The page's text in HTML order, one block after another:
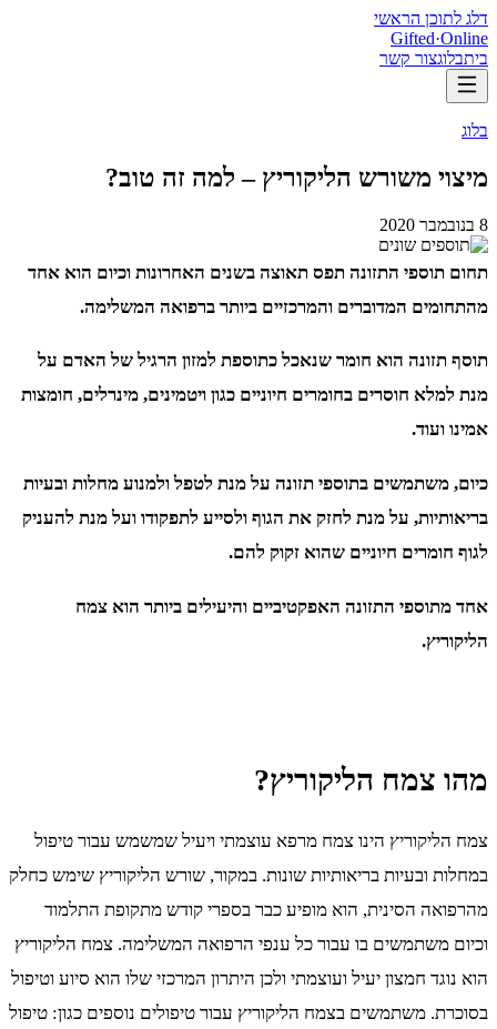
דלג לתוכן הראשי
Gifted·Online
ביתבלוגצור קשר
בלוג
מיצוי משורש הליקוריץ – למה זה טוב?
8 בנובמבר 2020
תחום תוספי התזונה תפס תאוצה בשנים האחרונות וכיום הוא אחד
מהתחומים המדוברים והמרכזיים ביותר ברפואה המשלימה.
תוסף תזונה הוא חומר שנאכל כתוספת למזון הרגיל של האדם על
מנת למלא חוסרים בחומרים חיוניים כגון ויטמינים, מינרלים, חומצות
אמינו ועוד.
כיום, משתמשים בתוספי תזונה על מנת לטפל ולמנוע מחלות ובעיות
בריאותיות, על מנת לחזק את הגוף ולסייע לתפקודו ועל מנת להעניק
לגוף חומרים חיוניים שהוא זקוק להם.
אחד מתוספי התזונה האפקטיביים והיעילים ביותר הוא צמח
הליקוריץ.
מהו צמח הליקוריץ?
צמח הליקוריץ הינו צמח מרפא עוצמתי ויעיל שמשמש עבור טיפול
במחלות ובעיות בריאותיות שונות. במקור, שורש הליקוריץ שימש כחלק
מהרפואה הסינית, הוא מופיע כבר בספרי קודש מתקופת התלמוד
וכיום משתמשים בו עבור כל ענפי הרפואה המשלימה. צמח הליקוריץ
הוא נוגד חמצון יעיל ועוצמתי ולכן היתרון המרכזי שלו הוא סיוע וטיפול
בסוכרת. משתמשים בצמח הליקוריץ עבור טיפולים נוספים כגון: טיפול